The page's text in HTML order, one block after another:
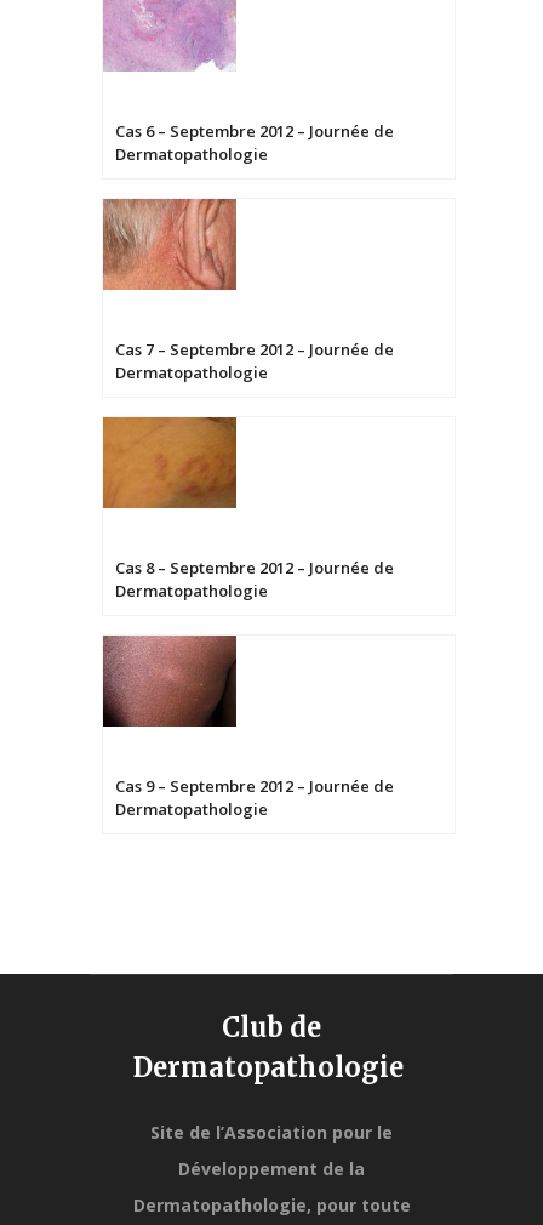
Cas 6 – Septembre 2012 – Journée de
Dermatopathologie
Cas 7 – Septembre 2012 – Journée de
Dermatopathologie
Cas 8 – Septembre 2012 – Journée de
Dermatopathologie
Cas 9 – Septembre 2012 – Journée de
Dermatopathologie
Club de
Dermatopathologie
Site de l’Association pour le
Développement de la
Dermatopathologie, pour toute